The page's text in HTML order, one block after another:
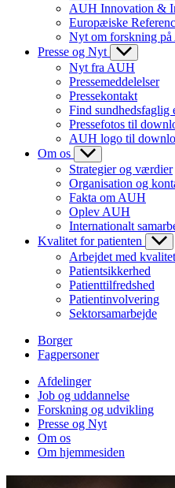
AUH Innovation &
Europæiske
Nyt om forskning
Presse og Nyt
Nyt fra AUH
Pressemeddelelser
Pressekontakt
Find sundhedsfaglig
Pressefotos til
AUH logo til
Om os
Strategier og værdier
Organisation og
Fakta om AUH
Oplev AUH
Internationalt
Kvalitet for patienten
Arbejdet med kvalitet
Patientsikkerhed
Patienttilfredshed
Patientinvolvering
Sektorsamarbejde
Borger
Fagpersoner
Afdelinger
Job og uddannelse
Forskning og udvikling
Presse og Nyt
Om os
Om hjemmesiden